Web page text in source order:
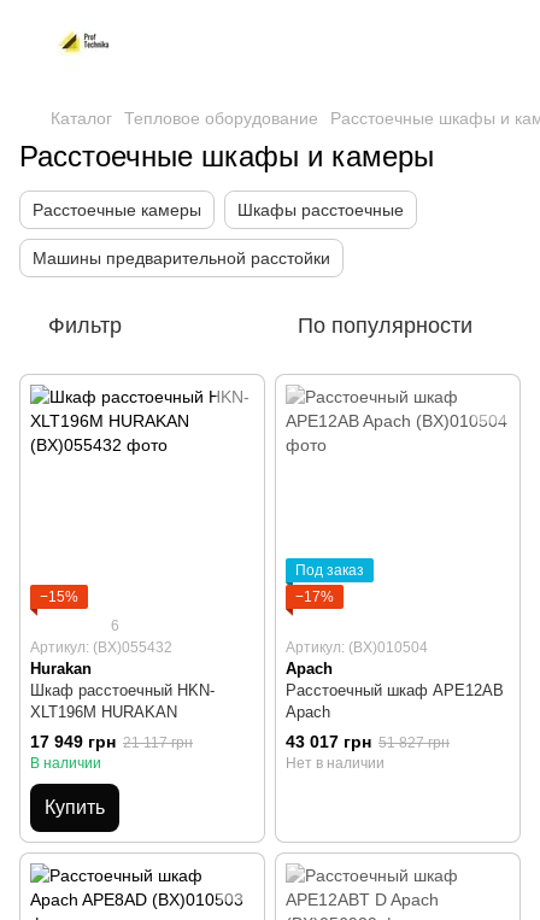
Каталог Тепловое оборудование Расстоечные шкафы и
Расстоечные шкафы и камеры
Расстоечные камеры Шкафы расстоечные
Машины предварительной расстойки
Фильтр По популярности
−15%
6
Артикул: (BX)055432
Hurakan
Шкаф расстоечный HKN-
XLT196M HURAKAN
17 949 грн 21 117 грн
В наличии
Купить
Под заказ
−17%
Артикул: (BX)010504
Apach
Расстоечный шкаф APE12AB
Apach
43 017 грн 51 827 грн
Нет в наличии